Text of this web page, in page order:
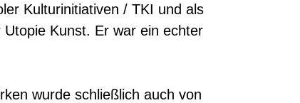
Kulturinitiativen / TKI und als
Kunst. Er war ein echter
wurde schließlich auch von